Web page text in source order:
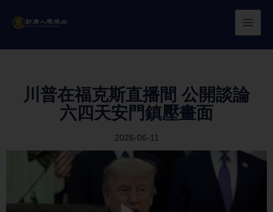
川普在福克斯直播間 公開談論
六四天安門鎮壓畫面
2026-06-11